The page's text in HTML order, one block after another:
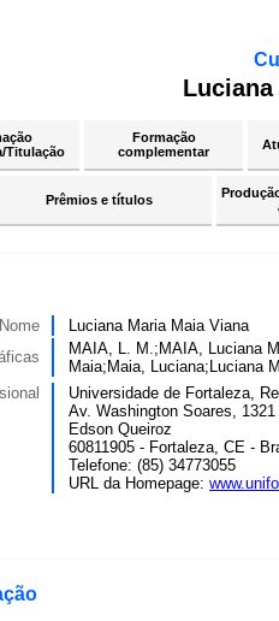
Luciana
Titulação
Formação
complementar
Prêmios e títulos
Nome
Luciana Maria Maia Viana
MAIA, L. M.;MAIA, Luciana
Maia;Maia, Luciana;Luciana
Universidade de Fortaleza,
Av. Washington Soares, 1321
Edson Queiroz
60811905 - Fortaleza, CE -
Telefone: (85) 34773055
URL da Homepage: